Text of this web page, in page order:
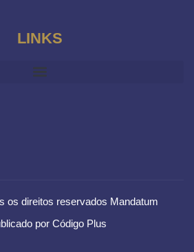
LINKS
os direitos reservados Mandatum
por Código Plus